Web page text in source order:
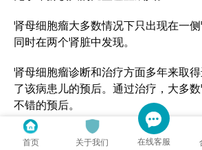
肾母细胞瘤大多数情况下只出现在一
同时在两个肾脏中发现。
肾母细胞瘤诊断和治疗方面多年来取
了该病患儿的预后。通过治疗，大多
不错的预后。
首页 关于我们 在线客服